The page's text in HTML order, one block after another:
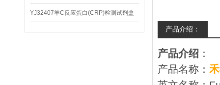
YJ32407羊C反应蛋白(CRP)检测试剂盒
产品介绍：
产品介绍 ：
产品名称：